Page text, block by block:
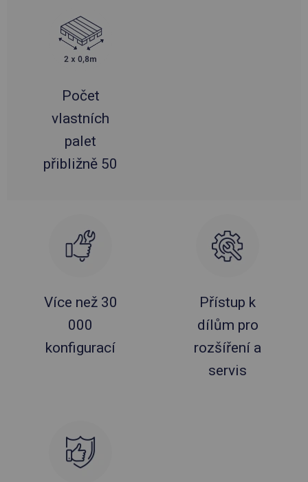
Počet
vlastních
palet
přibližně 50
Více než 30
000
konfigurací
Přístup k
dílům pro
rozšíření a
servis